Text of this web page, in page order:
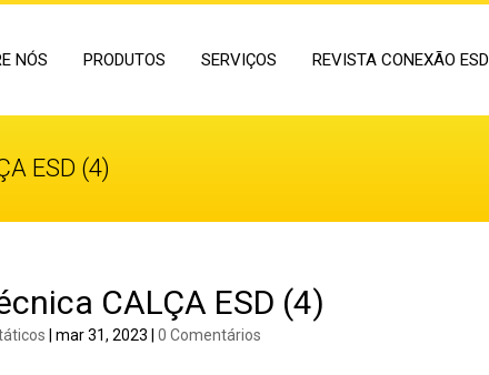
NÓS PRODUTOS SERVIÇOS REVISTA CONEXÃO ESD
ESD (4)
CALÇA ESD (4)
|mar 31, 2023 |0 Comentários